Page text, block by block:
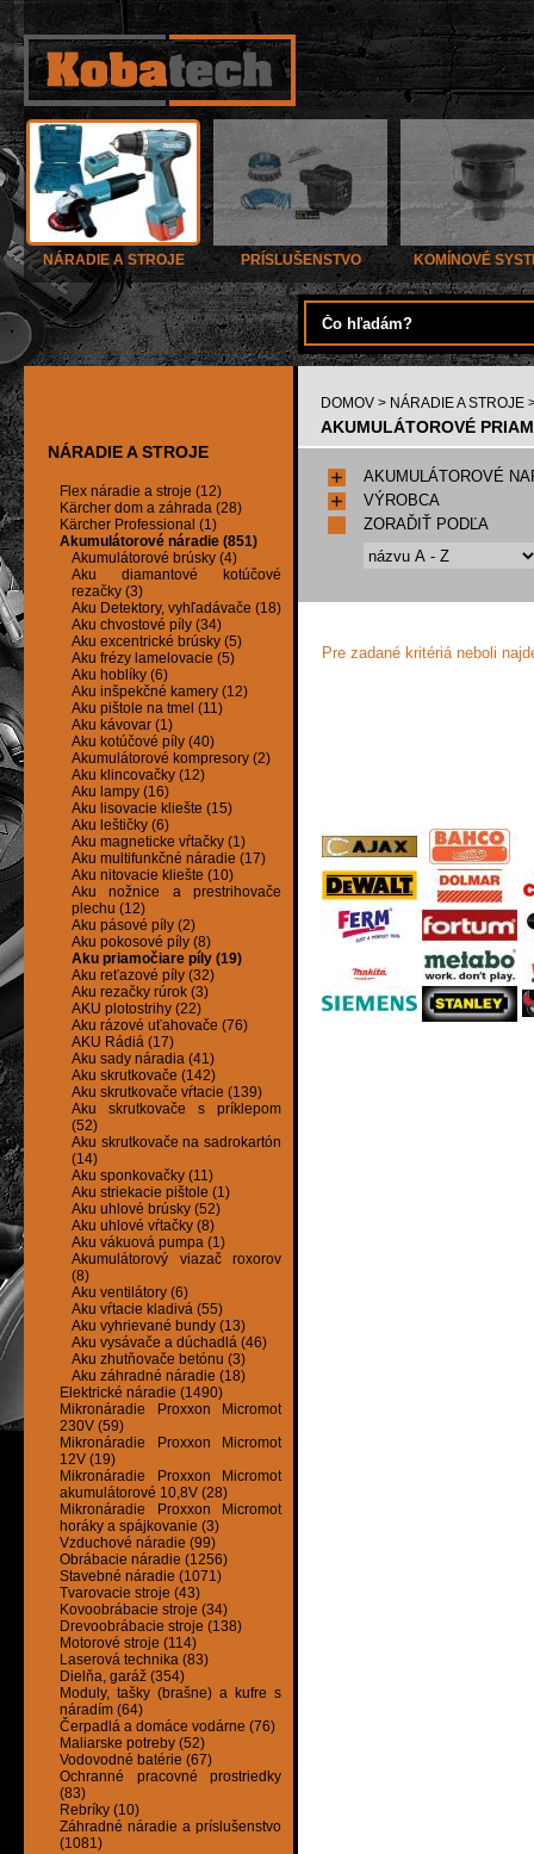
NÁRADIE A STROJE PRÍSLUŠENSTVO KOMÍNOVÉ
NÁRADIE A STROJE
Flex náradie a stroje (12)
Kärcher dom a záhrada (28)
Kärcher Professional (1)
Akumulátorové náradie (851)
Akumulátorové brúsky (4)
Aku diamantové kotúčové
rezačky (3)
Aku Detektory, vyhľadávače (18)
Aku chvostové píly (34)
Aku excentrické brúsky (5)
Aku frézy lamelovacie (5)
Aku hoblíky (6)
Aku inšpekčné kamery (12)
Aku pištole na tmel (11)
Aku kávovar (1)
Aku kotúčové píly (40)
Akumulátorové kompresory (2)
Aku klincovačky (12)
Aku lampy (16)
Aku lisovacie kliešte (15)
Aku leštičky (6)
Aku magneticke vŕtačky (1)
Aku multifunkčné náradie (17)
Aku nitovacie kliešte (10)
Aku nožnice a prestrihovače
plechu (12)
Aku pásové píly (2)
Aku pokosové píly (8)
Aku priamočiare píly (19)
Aku reťazové píly (32)
Aku rezačky rúrok (3)
AKU plotostrihy (22)
Aku rázové uťahovače (76)
AKU Rádiá (17)
Aku sady náradia (41)
Aku skrutkovače (142)
Aku skrutkovače vŕtacie (139)
Aku skrutkovače s príklepom
(52)
Aku skrutkovače na sadrokartón
(14)
Aku sponkovačky (11)
Aku striekacie pištole (1)
Aku uhlové brúsky (52)
Aku uhlové vŕtačky (8)
Aku vákuová pumpa (1)
Akumulátorový viazač roxorov
(8)
Aku ventilátory (6)
Aku vŕtacie kladivá (55)
Aku vyhrievané bundy (13)
Aku vysávače a dúchadlá (46)
Aku zhutňovače betónu (3)
Aku záhradné náradie (18)
Elektrické náradie (1490)
Mikronáradie Proxxon Micromot
230V (59)
Mikronáradie Proxxon Micromot
12V (19)
Mikronáradie Proxxon Micromot
akumulátorové 10,8V (28)
Mikronáradie Proxxon Micromot
horáky a spájkovanie (3)
Vzduchové náradie (99)
Obrábacie náradie (1256)
Stavebné náradie (1071)
Tvarovacie stroje (43)
Kovoobrábacie stroje (34)
Drevoobrábacie stroje (138)
Motorové stroje (114)
Laserová technika (83)
Dielňa, garáž (354)
Moduly, tašky (brašne) a kufre s
náradím (64)
Čerpadlá a domáce vodárne (76)
Maliarske potreby (52)
Vodovodné batérie (67)
Ochranné pracovné prostriedky
(83)
Rebríky (10)
Záhradné náradie a príslušenstvo
(1081)
DOMOV > NÁRADIE A STROJE
AKUMULÁTOROVÉ
AKUMULÁTOROVÉ
VÝROBCA
ZORAĎIŤ PODĽA
Pre zadané kritériá neboli